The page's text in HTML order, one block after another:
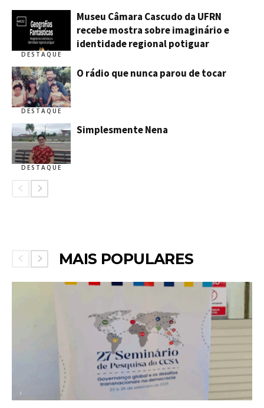
DESTAQUE
Museu Câmara Cascudo da UFRN
recebe mostra sobre imaginário e
identidade regional potiguar
DESTAQUE
O rádio que nunca parou de tocar
DESTAQUE
Simplesmente Nena
MAIS POPULARES